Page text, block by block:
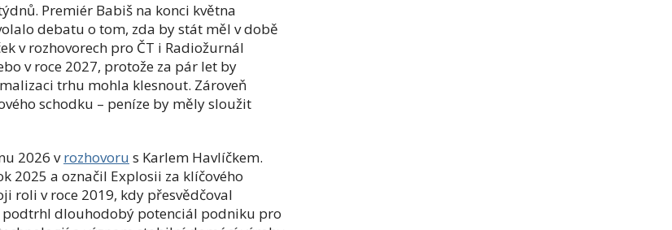
Premiér Babiš na konci května
debatu o tom, zda by stát měl v době
v rozhovorech pro ČT i Radiožurnál
v roce 2027, protože za pár let by
trhu mohla klesnout. Zároveň
schodku – peníze by měly sloužit
2026 vrozhovoru s Karlem Havlíčkem.
2025 a označil Explosii za klíčového
roli v roce 2019, kdy přesvědčoval
podtrhl dlouhodobý potenciál podniku pro